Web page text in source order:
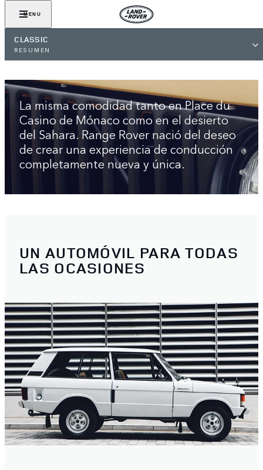
MENU
CLASSIC
RESUMEN
EL SUV ORIGINAL DE LUJO
La misma comodidad tanto en Place du
Casino de Mónaco como en el desierto
del Sahara. Range Rover nació del deseo
de crear una experiencia de conducción
completamente nueva y única.
UN AUTOMÓVIL PARA TODAS
LAS OCASIONES